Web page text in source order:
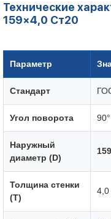
Технические
159×4,0 Ст20
Параметр
Стандарт
Угол поворота 90°
Наружный
диаметр (D)
Толщина стенки
(T)